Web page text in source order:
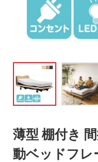
薄型 棚付き
動ベッドフレ